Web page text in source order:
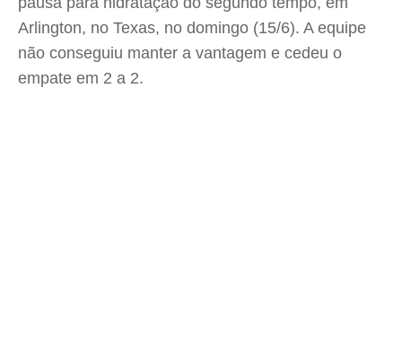
Arlington, no Texas, no domingo (15/6). A equipe
não conseguiu manter a vantagem e cedeu o
empate em 2 a 2.